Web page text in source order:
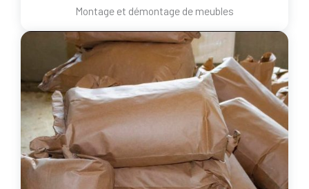
Montage et démontage de meubles